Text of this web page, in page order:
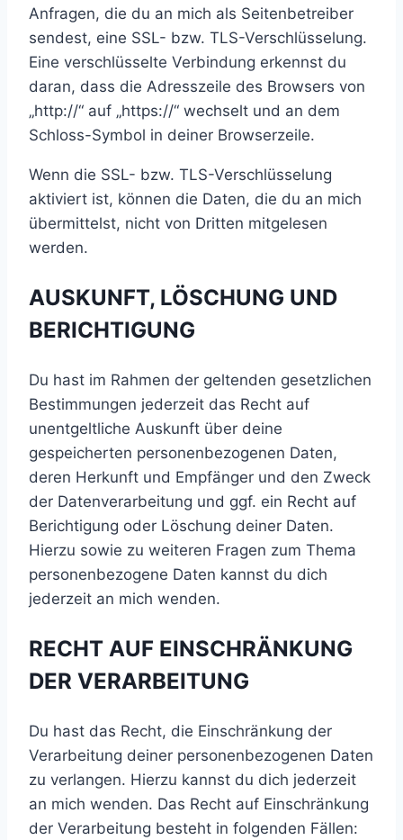
Anfragen, die du an mich als Seitenbetreiber
sendest, eine SSL- bzw. TLS-Verschlüsselung.
Eine verschlüsselte Verbindung erkennst du
daran, dass die Adresszeile des Browsers von
„http://“ auf „https://“ wechselt und an dem
Schloss-Symbol in deiner Browserzeile.
Wenn die SSL- bzw. TLS-Verschlüsselung
aktiviert ist, können die Daten, die du an mich
übermittelst, nicht von Dritten mitgelesen
werden.
AUSKUNFT, LÖSCHUNG UND
BERICHTIGUNG
Du hast im Rahmen der geltenden gesetzlichen
Bestimmungen jederzeit das Recht auf
unentgeltliche Auskunft über deine
gespeicherten personenbezogenen Daten,
deren Herkunft und Empfänger und den Zweck
der Datenverarbeitung und ggf. ein Recht auf
Berichtigung oder Löschung deiner Daten.
Hierzu sowie zu weiteren Fragen zum Thema
personenbezogene Daten kannst du dich
jederzeit an mich wenden.
RECHT AUF EINSCHRÄNKUNG
DER VERARBEITUNG
Du hast das Recht, die Einschränkung der
Verarbeitung deiner personenbezogenen Daten
zu verlangen. Hierzu kannst du dich jederzeit
an mich wenden. Das Recht auf Einschränkung
der Verarbeitung besteht in folgenden Fällen: